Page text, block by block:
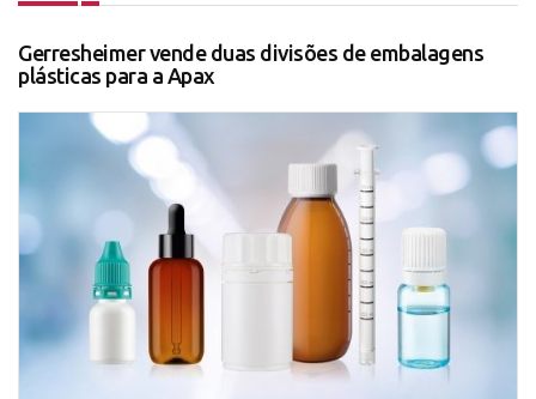
Gerresheimer vende duas divisões de embalagens
plásticas para a Apax